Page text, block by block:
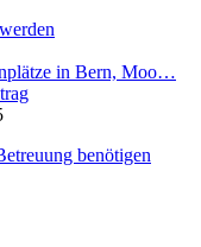
in Bern, Moo…
benötigen